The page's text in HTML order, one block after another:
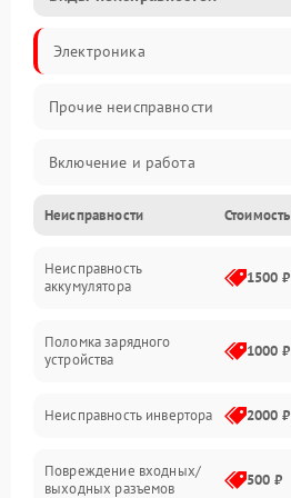
Электроника
Прочие неисправности
Включение и работа
Работа с нагрузкой
Звук и индикация
Неисправности Стоимость
Неисправность
аккумулятора
1500 ₽
Поломка зарядного
устройства
1000 ₽
Неисправность инвертора 2000 ₽
Повреждение входных/
выходных разъемов
500 ₽